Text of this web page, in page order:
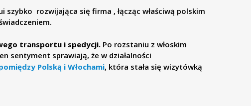
rozwijająca się firma , łącząc właściwą polskim
transportu i spedycji. Po rozstaniu z włoskim
sentyment sprawiają, że w działalności
Polską i Włochami, która stała się wizytówką